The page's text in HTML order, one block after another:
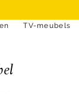
TV-meubels